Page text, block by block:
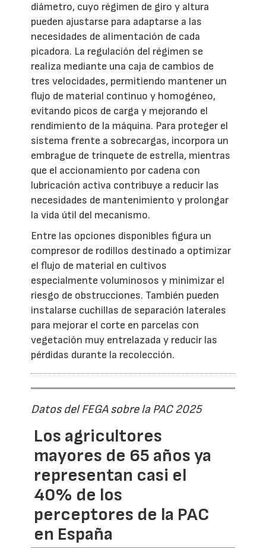
diámetro, cuyo régimen de giro y altura
pueden ajustarse para adaptarse a las
necesidades de alimentación de cada
picadora. La regulación del régimen se
realiza mediante una caja de cambios de
tres velocidades, permitiendo mantener un
flujo de material continuo y homogéneo,
evitando picos de carga y mejorando el
rendimiento de la máquina. Para proteger el
sistema frente a sobrecargas, incorpora un
embrague de trinquete de estrella, mientras
que el accionamiento por cadena con
lubricación activa contribuye a reducir las
necesidades de mantenimiento y prolongar
la vida útil del mecanismo.
Entre las opciones disponibles figura un
compresor de rodillos destinado a optimizar
el flujo de material en cultivos
especialmente voluminosos y minimizar el
riesgo de obstrucciones. También pueden
instalarse cuchillas de separación laterales
para mejorar el corte en parcelas con
vegetación muy entrelazada y reducir las
pérdidas durante la recolección.
Datos del FEGA sobre la PAC 2025
Los agricultores
mayores de 65 años ya
representan casi el
40% de los
perceptores de la PAC
en España